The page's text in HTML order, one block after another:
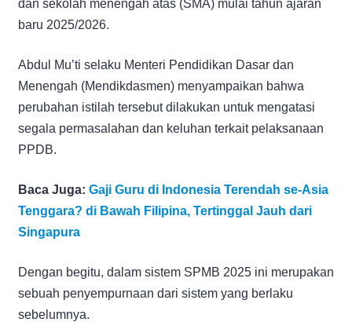
dan sekolah menengah atas (SMA) mulai tahun ajaran
baru 2025/2026.
Abdul Mu’ti selaku Menteri Pendidikan Dasar dan
Menengah (Mendikdasmen) menyampaikan bahwa
perubahan istilah tersebut dilakukan untuk mengatasi
segala permasalahan dan keluhan terkait pelaksanaan
PPDB.
Baca Juga: Gaji Guru di Indonesia Terendah se-Asia
Tenggara? di Bawah Filipina, Tertinggal Jauh dari
Singapura
Dengan begitu, dalam sistem SPMB 2025 ini merupakan
sebuah penyempurnaan dari sistem yang berlaku
sebelumnya.